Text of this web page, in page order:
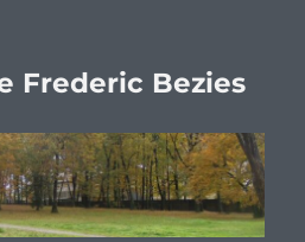
Frederic Bezies